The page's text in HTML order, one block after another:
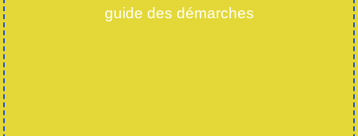
guide des démarches